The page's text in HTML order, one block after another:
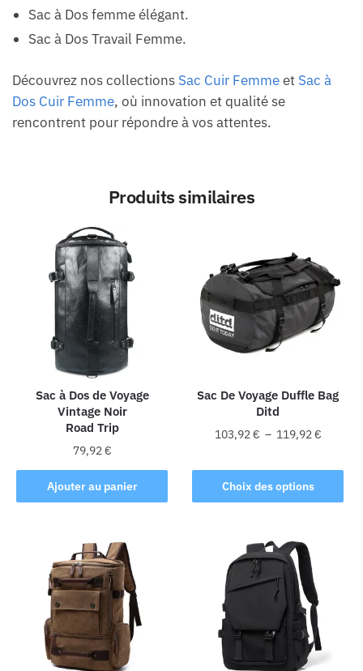
Sac à Dos femme élégant.
Sac à Dos Travail Femme.
Découvrez nos collections Sac Cuir Femmeet Sac à
Dos Cuir Femme, où innovation et qualité se
rencontrent pour répondre à vos attentes.
Produits similaires
Sac à Dos de Voyage
Vintage Noir
Road Trip
79,92€
Ajouter au panier
Sac De Voyage Duffle Bag
Ditd
103,92€ – 119,92€Plage
prix :
à
Choix des options
produit
a
variations.
Les
options
peuvent
être
choisies
sur